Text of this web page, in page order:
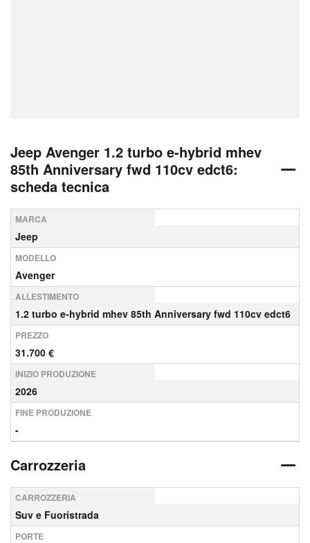
Jeep Avenger 1.2 turbo e-hybrid mhev
85th Anniversary fwd 110cv edct6:
scheda tecnica
MARCA
Jeep
MODELLO
Avenger
ALLESTIMENTO
1.2 turbo e-hybrid mhev 85th Anniversary fwd 110cv edct6
PREZZO
31.700 €
INIZIO PRODUZIONE
2026
FINE PRODUZIONE
-
Carrozzeria
CARROZZERIA
Suv e Fuoristrada
PORTE